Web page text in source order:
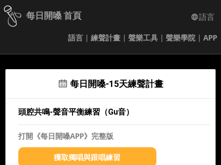
每日開嗓 首頁 語言
語言 | 練聲計畫 | 聲樂工具 | 聲樂學院 | APP
每日開嗓-15天練聲計畫
頭腔共鳴-聲音平衡練習（Gu音）
打開《每日開嗓APP》完整版
獲取獨唱與跟唱練習